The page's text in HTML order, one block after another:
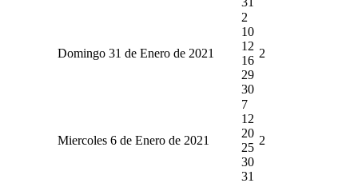
Domingo 31 de Enero de 2021
2
10
12
16
29
30
2
Miercoles 6 de Enero de 2021
7
12
20
25
30
31
2